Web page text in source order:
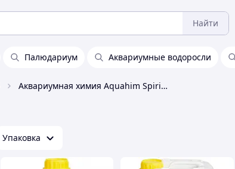
Найти
Палюдариум Аквариумные водоросли
Аквариумная химия Aquahim Spiritol
Упаковка